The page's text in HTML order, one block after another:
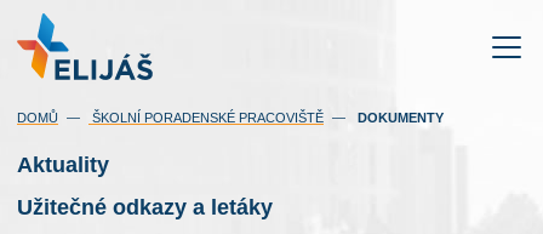
DOMŮ ŠKOLNÍ PORADENSKÉ PRACOVIŠTĚ DOKUMENTY(AKTUÁLNÍ)
Aktuality
Užitečné odkazy a letáky